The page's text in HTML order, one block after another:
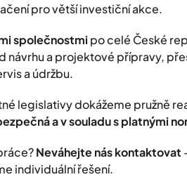
pro větší investiční akce.
společnostmi po celé České
návrhu a projektové přípravy,
a údržbu.
legislativy dokážeme pružně
a v souladu s platnými
Neváhejte nás kontaktovat
individuální řešení.